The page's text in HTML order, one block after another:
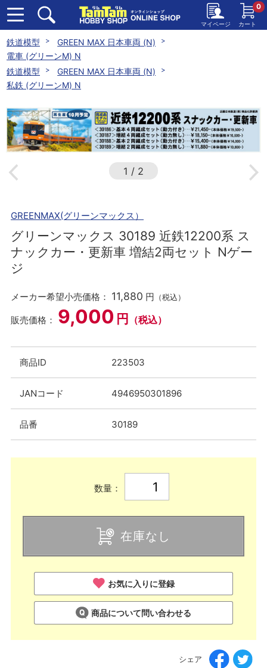
マイページ カート
0
鉄道模型
GREEN MAX 日本車両 (N)
電車 (グリーンM) N
鉄道模型
GREEN MAX 日本車両 (N)
私鉄 (グリーンM) N
1 / 2
GREENMAX(グリーンマックス）
グリーンマックス 30189 近鉄12200系 ス
ナックカー・更新車 増結2両セット Nゲー
ジ
メーカー希望小売価格： 11,880 円 （税込）
販売価格： 9,000 円 （税込）
商品ID 223503
JANコード 4946950301896
品番 30189
数量：
在庫なし
お気に入りに登録
商品について問い合わせる
シェア